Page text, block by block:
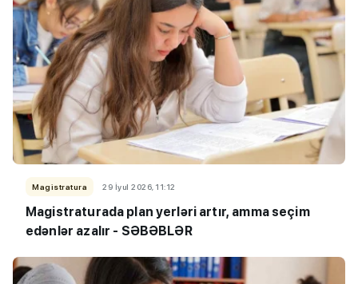
Magistratura 29 İyul 2026, 11:12
Magistraturada plan yerləri artır, amma seçim
edənlər azalır - SƏBƏBLƏR